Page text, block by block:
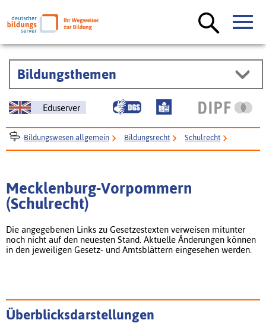
Bildungsthemen
Eduserver
Bildungswesen allgemein Bildungsrecht Schulrecht
Mecklenburg-Vorpommern
(Schulrecht)
Die angegebenen Links zu Gesetzestexten verweisen mitunter
noch nicht auf den neuesten Stand. Aktuelle Änderungen können
in den jeweiligen Gesetz- und Amtsblättern eingesehen werden.
Überblicksdarstellungen